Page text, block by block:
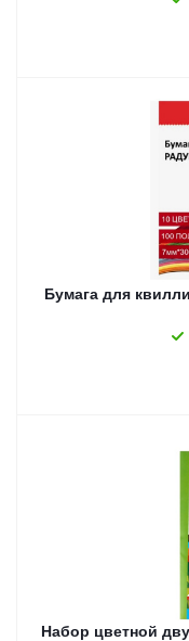
Бумага для
Набор цветной